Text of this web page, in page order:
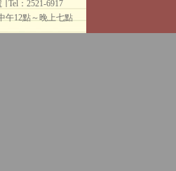
Tel：2521-6917
午12點～晚上七點